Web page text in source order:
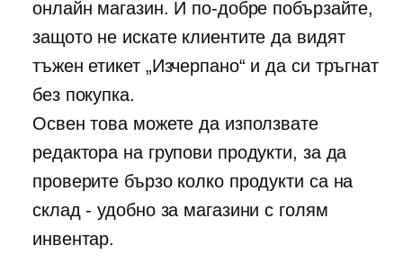
онлайн магазин. И по-добре побързайте,
защото не искате клиентите да видят
тъжен етикет „Изчерпано“ и да си тръгнат
без покупка.
Освен това можете да използвате
редактора на групови продукти, за да
проверите бързо колко продукти са на
склад - удобно за магазини с голям
инвентар.